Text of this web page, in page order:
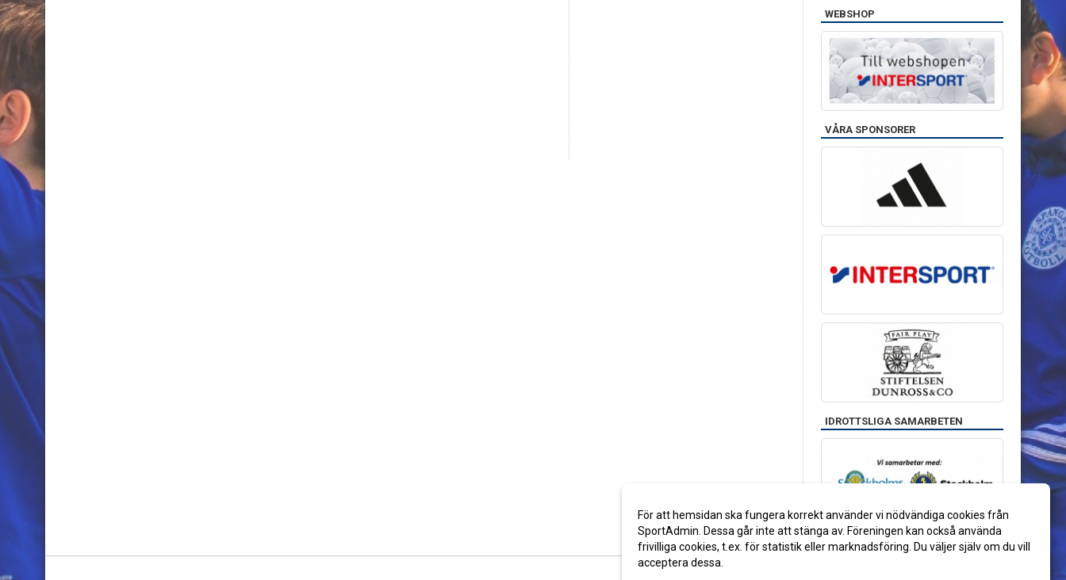
WEBSHOP
VÅRA SPONSORER
IDROTTSLIGA SAMARBETEN
För att hemsidan ska fungera korrekt använder vi nödvändiga cookies från
SportAdmin. Dessa går inte att stänga av. Föreningen kan också använda
frivilliga cookies, t.ex. för statistik eller marknadsföring. Du väljer själv om du vill
acceptera dessa.